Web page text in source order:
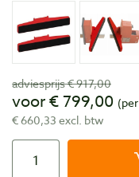
adviesprijs € 917,00
voor € 799,00
€ 660,33 excl. btw